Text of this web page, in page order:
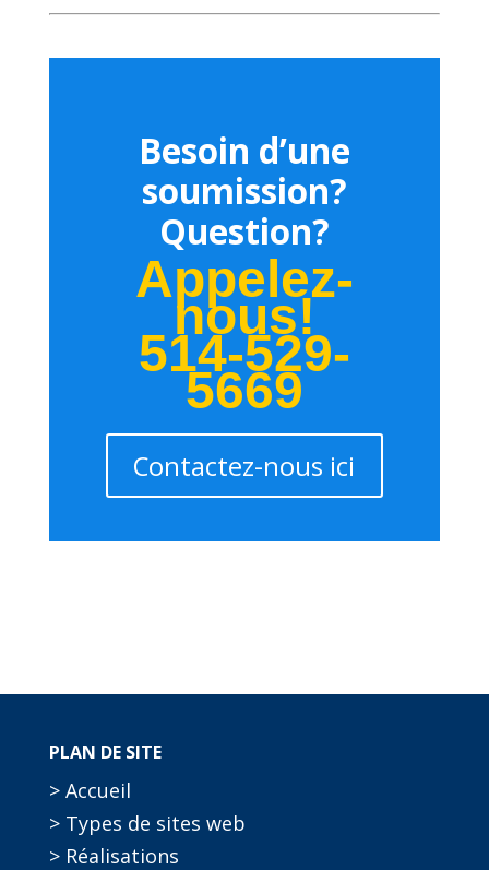
Besoin d’une
soumission?
Question?
Appelez-
nous!
514-529-
5669
Contactez-nous ici
PLAN DE SITE
> Accueil
> Types de sites web
> Réalisations